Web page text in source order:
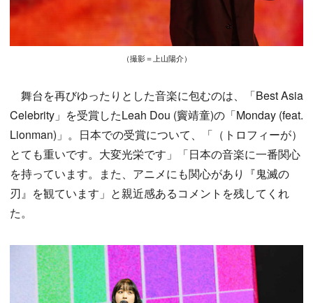
（撮影＝上山陽介）
舞台を再びゆったりとした音楽に包むのは、「Best Asia
Celebrity」を受賞したLeah Dou (竇靖童)の「Monday (feat.
Lionman)」。日本での受賞について、「（トロフィーが）
とても重いです。大変光栄です」「日本の音楽に一番関心
を持っています。また、アニメにも関心があり『鬼滅の
刃』を観ています」と親近感あるコメントを残してくれ
た。